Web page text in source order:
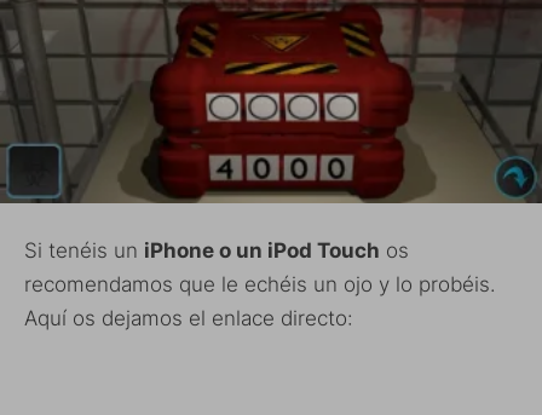
Si tenéis un iPhone o un iPod Touch os
recomendamos que le echéis un ojo y lo probéis.
Aquí os dejamos el enlace directo: